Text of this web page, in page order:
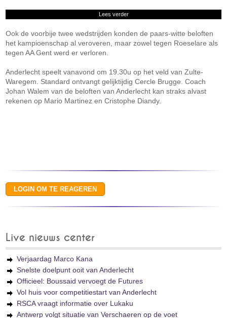
Lees verder
Ook de voorbije twee wedstrijden konden de paars-witte beloften
het kampioenschap al veroveren, maar zowel tegen Roeselare als
tegen AA Gent werd er verloren.
Anderlecht speelt vanavond om 19.30u op het veld van Zulte-
Waregem. Standard ontvangt gelijktijdig Cercle Brugge. Coach
Johan Walem van de beloften van Anderlecht kan straks alvast
rekenen op Mario Martinez en Cristophe Diandy.
Live nieuws center
Verjaardag Marco Kana
Snelste doelpunt ooit van Anderlecht
Officieel: Boussaid vervoegt de Futures
Vol huis voor competitiestart van Anderlecht
RSCA vraagt informatie over Lukaku
Antwerp volgt situatie van Verschaeren op de voet